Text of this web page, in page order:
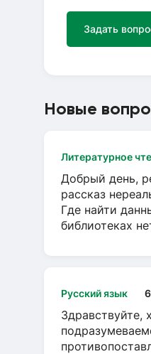
Задать
Новые
Литературное
Добрый день,
рассказ
Где найти
библиотеках
Русский язык
Здравствуйте,